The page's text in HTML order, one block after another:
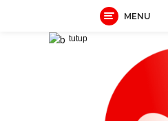
MENU
tutup